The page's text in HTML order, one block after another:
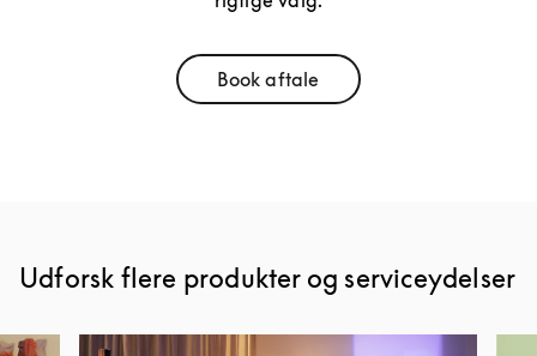
Book aftaleLink Opens in New Tab
Udforsk flere produkter og serviceydelser